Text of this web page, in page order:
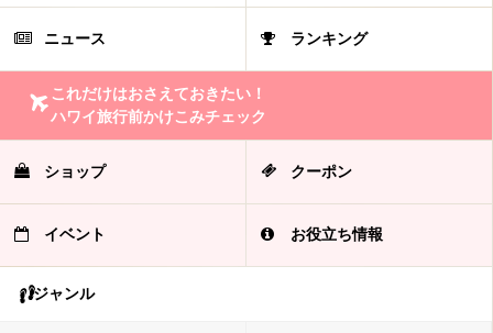
ニュース ランキング
これだけはおさえておきたい！
ハワイ旅行前かけこみチェック
ショップ クーポン
イベント お役立ち情報
ジャンル